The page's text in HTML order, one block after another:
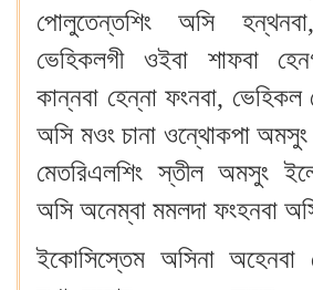
পোলুতেন্তশিং অসি
ভেহিকলগী ওইবা শাফবা
কান্নবা হেন্না ফংনবা, ভেহিকল
অসি মওং চানা ওন্থোকপা
মেতরিএলশিং স্তীল অমসুং
অসি অনেম্বা মমলদা ফংহনবা
ইকোসিস্তেম অসিনা অহেনবা